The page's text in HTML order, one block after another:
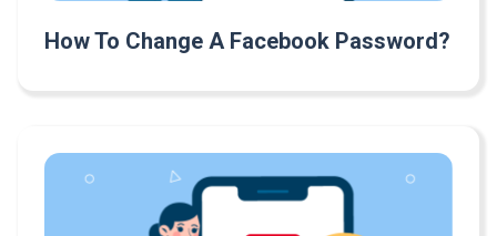
How To Change A Facebook Password?